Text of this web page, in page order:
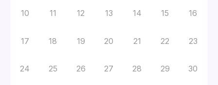
10 11 12 13 14 15 16
17 18 19 20 21 22 23
24 25 26 27 28 29 30